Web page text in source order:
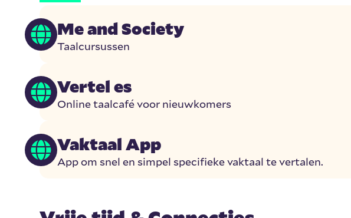
Me and Society
Taalcursussen
Vertel es
Online taalcafé voor nieuwkomers
Vaktaal App
App om snel en simpel specifieke vaktaal te vertalen.